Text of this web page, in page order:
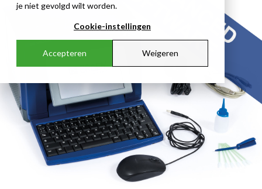
je niet gevolgd wilt worden.
Cookie-instellingen
Accepteren Weigeren